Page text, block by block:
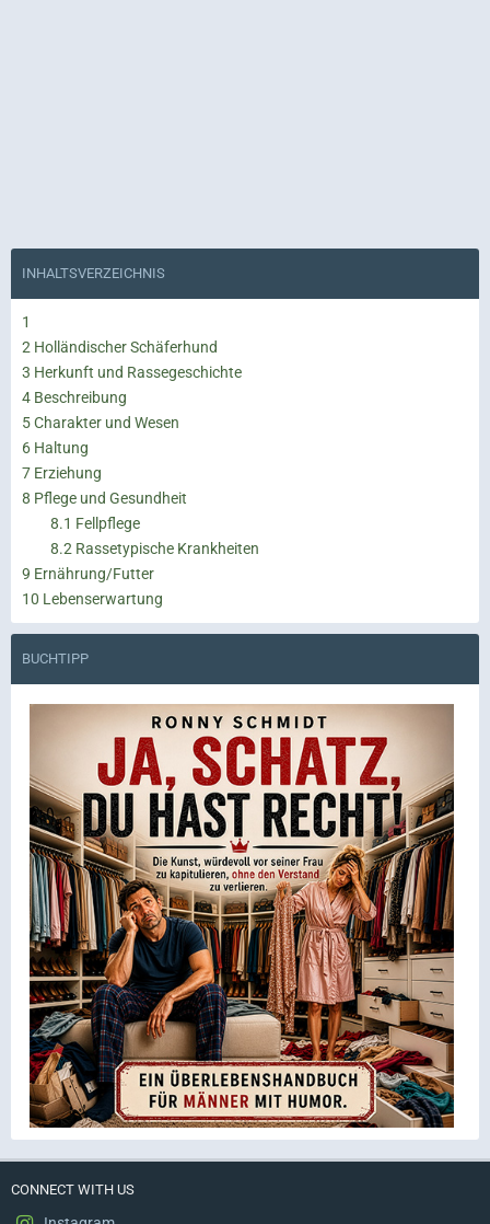
INHALTSVERZEICHNIS
1
2 Holländischer Schäferhund
3 Herkunft und Rassegeschichte
4 Beschreibung
5Charakter und Wesen
6 Haltung
7 Erziehung
8 Pflege und Gesundheit
8.1 Fellpflege
8.2 Rassetypische Krankheiten
9 Ernährung/Futter
10 Lebenserwartung
BUCHTIPP
CONNECT WITH US